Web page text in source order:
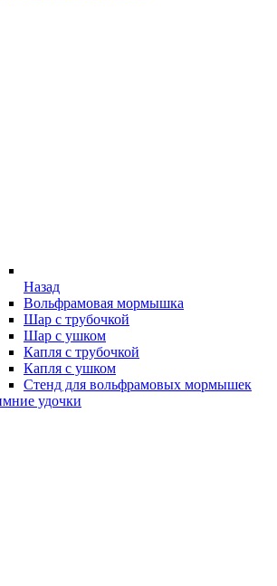
Назад
Вольфрамовая мормышка
Шар с трубочкой
Шар с ушком
Капля с трубочкой
Капля с ушком
Стенд для вольфрамовых мормышек
удочки